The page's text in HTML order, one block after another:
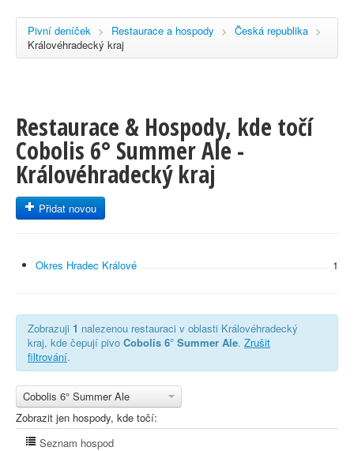
Pivní deníček > Restaurace a hospody > Česká republika >
Královéhradecký kraj
Restaurace & Hospody, kde točí
Cobolis 6° Summer Ale -
Královéhradecký kraj
Přidat novou
Okres Hradec Králové 1
Zobrazuji 1 nalezenou restauraci v oblasti Královéhradecký
kraj, kde čepují pivo Cobolis 6° Summer Ale. Zrušit
filtrování.
Cobolis 6° Summer Ale
Zobrazit jen hospody, kde točí:
Seznam hospod